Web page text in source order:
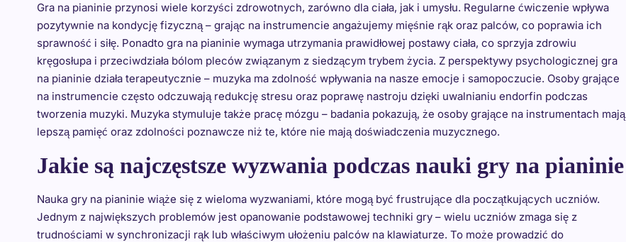
Gra na pianinie przynosi wiele korzyści zdrowotnych, zarówno dla ciała, jak i umysłu. Regularne ćwiczenie wpływa
pozytywnie na kondycję fizyczną – grając na instrumencie angażujemy mięśnie rąk oraz palców, co poprawia ich
sprawność i siłę. Ponadto gra na pianinie wymaga utrzymania prawidłowej postawy ciała, co sprzyja zdrowiu
kręgosłupa i przeciwdziała bólom pleców związanym z siedzącym trybem życia. Z perspektywy psychologicznej gra
na pianinie działa terapeutycznie – muzyka ma zdolność wpływania na nasze emocje i samopoczucie. Osoby grające
na instrumencie często odczuwają redukcję stresu oraz poprawę nastroju dzięki uwalnianiu endorfin podczas
tworzenia muzyki. Muzyka stymuluje także pracę mózgu – badania pokazują, że osoby grające na instrumentach mają
lepszą pamięć oraz zdolności poznawcze niż te, które nie mają doświadczenia muzycznego.
Jakie są najczęstsze wyzwania podczas nauki gry na pianinie
Nauka gry na pianinie wiąże się z wieloma wyzwaniami, które mogą być frustrujące dla początkujących uczniów.
Jednym z największych problemów jest opanowanie podstawowej techniki gry – wielu uczniów zmaga się z
trudnościami w synchronizacji rąk lub właściwym ułożeniu palców na klawiaturze. To może prowadzić do